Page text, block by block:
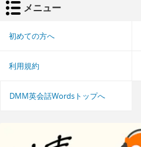
メニュー
初めての方へ
利用規約
DMM英会話Wordsトップへ